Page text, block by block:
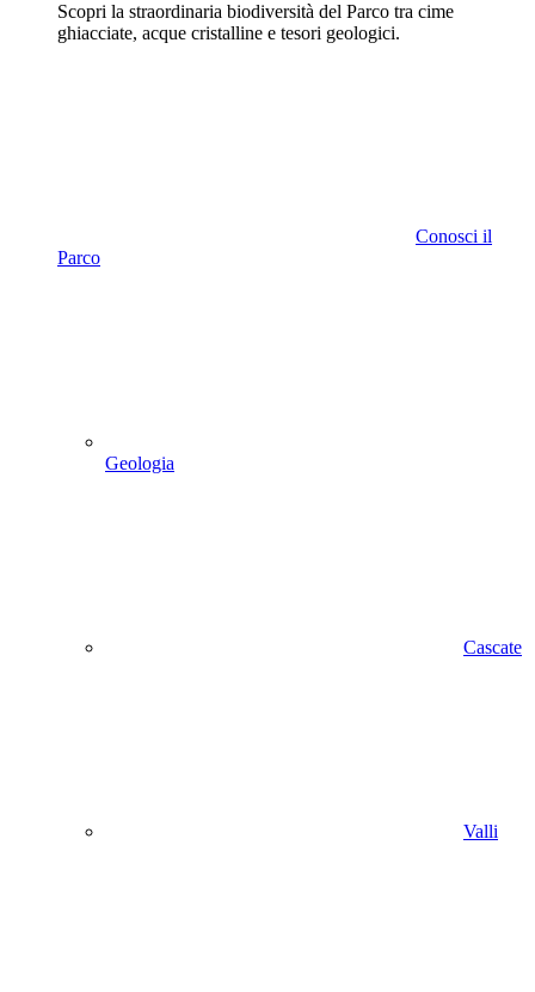
Scopri la straordinaria biodiversità del Parco tra cime
ghiacciate, acque cristalline e tesori geologici.
Conosci il
Parco
Geologia
Cascate
Valli